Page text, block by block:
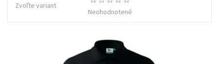
Zvoľte variant
Neohodnotené